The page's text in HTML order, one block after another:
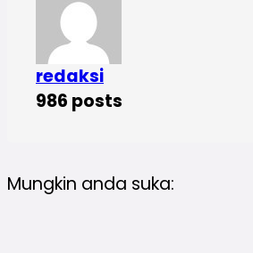
redaksi
986 posts
Mungkin anda suka: